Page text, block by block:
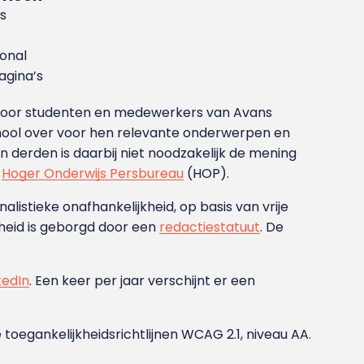
studenten en medewerkers van Avans
over voor hen relevante onderwerpen en
is daarbij niet noodzakelijk de mening
Hoger Onderwijs Persbureau (HOP).
onafhankelijkheid, op basis van vrije
is geborgd door een redactiestatuut. De
. Een keer per jaar verschijnt er een
WCAG 2.1, niveau AA.